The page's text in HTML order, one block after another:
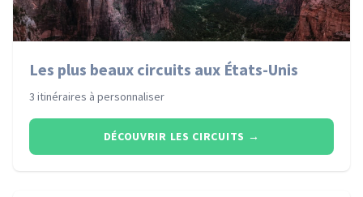
Les plus beaux circuits aux États-Unis
3 itinéraires à personnaliser
DÉCOUVRIR LES CIRCUITS →